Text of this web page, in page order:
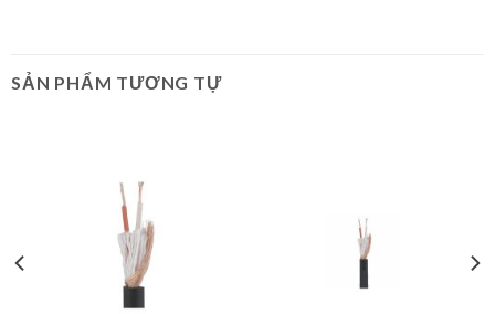
SẢN PHẨM TƯƠNG TỰ